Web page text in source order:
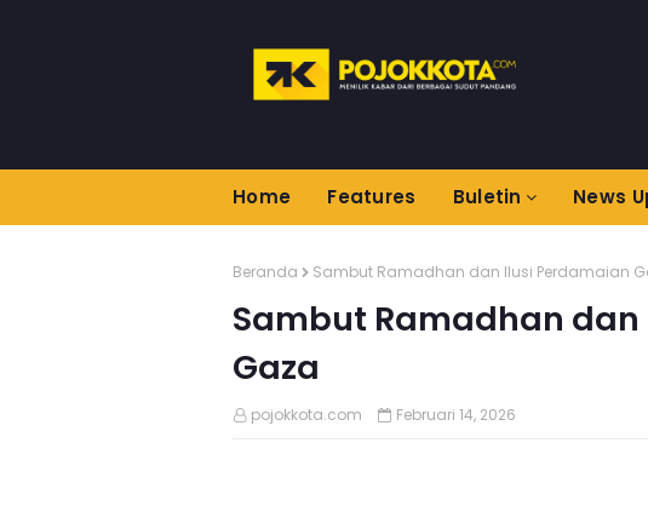
Home Features Buletin News
Beranda Sambut Ramadhan dan Ilusi Perdamaian
Sambut Ramadhan
Gaza
pojokkota.com Februari 14, 2026